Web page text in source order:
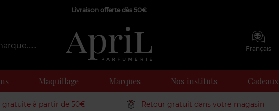
Livraison offerte dès 50€
Français
Maquillage Marques Nos instituts Cadeaux
gratuite à partir de 50€ Retour gratuit dans votre magasin